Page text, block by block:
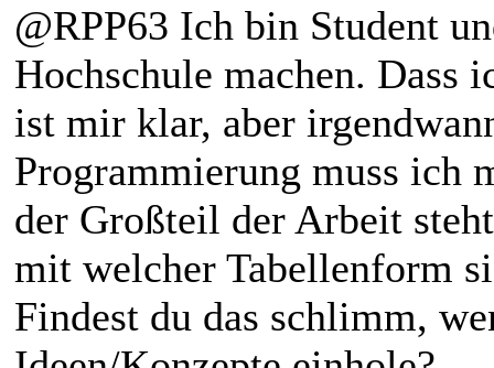
@RPP63 Ich bin Student
Hochschule machen. Dass
ist mir klar, aber
Programmierung muss ich
der Großteil der Arbeit
mit welcher Tabellenform
Findest du das schlimm,